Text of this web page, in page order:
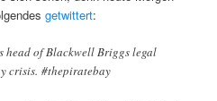
getwittert:
of Blackwell Briggs legal
crisis. #thepiratebay